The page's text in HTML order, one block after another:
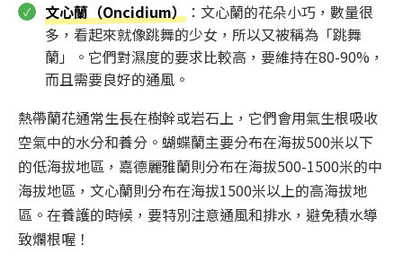
文心蘭（Oncidium） ：文心蘭的花朵小巧，數量很
多，看起來就像跳舞的少女，所以又被稱為「跳舞
蘭」。它們對濕度的要求比較高，要維持在80-90%，
而且需要良好的通風。
熱帶蘭花通常生長在樹幹或岩石上，它們會用氣生根吸收
空氣中的水分和養分。蝴蝶蘭主要分布在海拔500米以下
的低海拔地區，嘉德麗雅蘭則分布在海拔500-1500米的中
海拔地區，文心蘭則分布在海拔1500米以上的高海拔地
區。在養護的時候，要特別注意通風和排水，避免積水導
致爛根喔！